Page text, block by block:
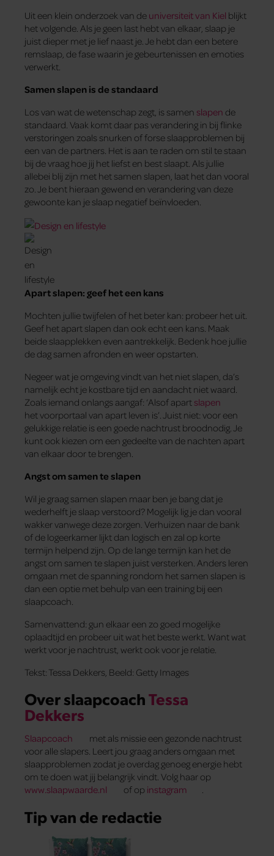
Uit een klein onderzoek van de universiteit van Kiel blijkt
het volgende. Als je geen last hebt van elkaar, slaap je
juist dieper met je lief naast je. Je hebt dan een betere
remslaap, de fase waarin je gebeurtenissen en emoties
verwerkt.
Samen slapen is de standaard
Los van wat de wetenschap zegt, is samen slapen de
standaard. Vaak komt daar pas verandering in bij flinke
verstoringen zoals snurken of forse slaapproblemen bij
een van de partners. Het is aan te raden om stil te staan
bij de vraag hoe jij het liefst en best slaapt. Als jullie
allebei blij zijn met het samen slapen, laat het dan vooral
zo. Je bent hieraan gewend en verandering van deze
gewoonte kan je slaap negatief beïnvloeden.
Apart slapen: geef het een kans
Mochten jullie twijfelen of het beter kan: probeer het uit.
Geef het apart slapen dan ook echt een kans. Maak
beide slaapplekken even aantrekkelijk. Bedenk hoe jullie
de dag samen afronden en weer opstarten.
Negeer wat je omgeving vindt van het niet slapen, da’s
namelijk echt je kostbare tijd en aandacht niet waard.
Zoals iemand onlangs aangaf: ‘Alsof apartslapen
het voorportaal van apart leven is’. Juist niet: voor een
gelukkige relatie is een goede nachtrust broodnodig. Je
kunt ook kiezen om een gedeelte van de nachten apart
van elkaar door te brengen.
Angst om samen te slapen
Wil je graag samen slapen maar ben je bang dat je
wederhelft je slaap verstoord? Mogelijk lig je dan vooral
wakker vanwege deze zorgen. Verhuizen naar de bank
of de logeerkamer lijkt dan logisch en zal op korte
termijn helpend zijn. Op de lange termijn kan het de
angst om samen te slapen juist versterken. Anders leren
omgaan met de spanning rondom het samen slapen is
dan een optie met behulp van een training bij een
slaapcoach.
Samenvattend: gun elkaar een zo goed mogelijke
oplaadtijd en probeer uit wat het beste werkt. Want wat
werkt voor je nachtrust, werkt ook voor je relatie.
Tekst: Tessa Dekkers, Beeld: Getty Images
Over slaapcoachTessa
Dekkers
Slaapcoach
met als missie een gezonde nachtrust
voor alle slapers. Leert jou graag anders omgaan met
slaapproblemen zodat je overdag genoeg energie hebt
om te doen wat jij belangrijk vindt. Volg haar op
www.slaapwaarde.nl
of op instagram .
Tip van de redactie